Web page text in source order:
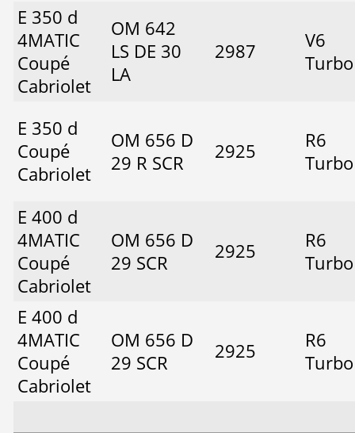
E 350 d
4MATIC
Coupé
Cabriolet
OM 642
LS DE 30
LA
2987
V6
Turbo
E 350 d
Coupé
Cabriolet
OM 656 D
29 R SCR
2925
R6
Turbo
E 400 d
4MATIC
Coupé
Cabriolet
OM 656 D
29 SCR
2925
R6
Turbo
E 400 d
4MATIC
Coupé
Cabriolet
OM 656 D
29 SCR
2925
R6
Turbo